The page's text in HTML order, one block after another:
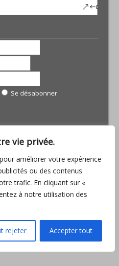
vie privée.
améliorer votre expérience
ou des contenus
trafic. En cliquant sur «
à notre utilisation des
rejeter Accepter tout
Se désabonner